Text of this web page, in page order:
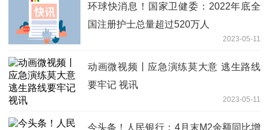
环球快消息！国家卫健委：2022年底全
国注册护士总量超过520万人
2023-05-11
动画微视频丨应急演练莫大意 逃生路线
要牢记 视讯
2023-05-11
今头条！人民银行：4月末M2余额同比增